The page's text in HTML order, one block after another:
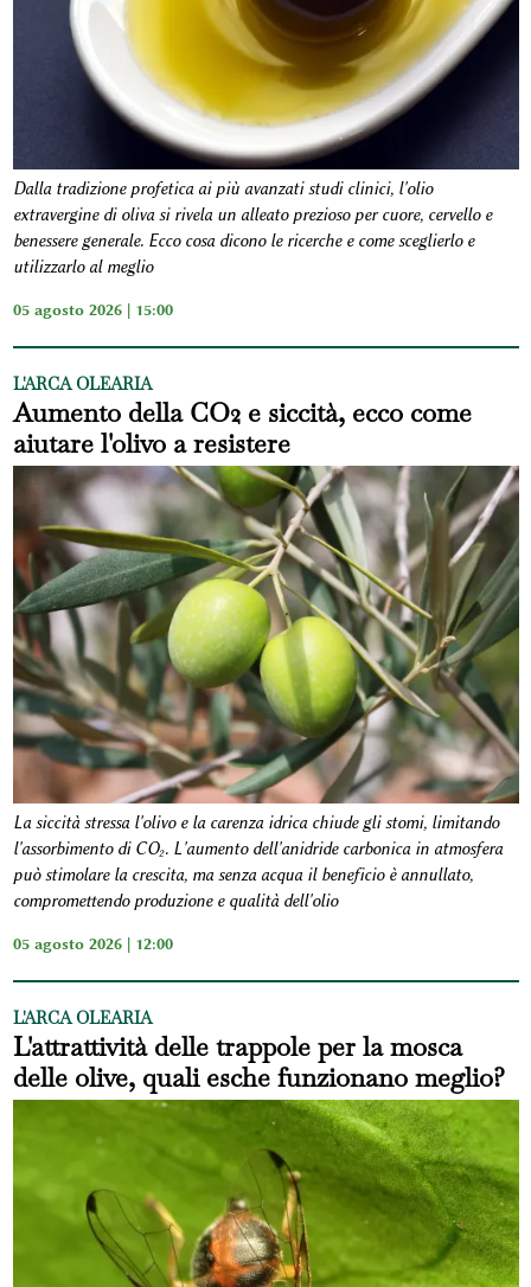
Dalla tradizione profetica ai più avanzati studi clinici, l'olio
extravergine di oliva si rivela un alleato prezioso per cuore, cervello e
benessere generale. Ecco cosa dicono le ricerche e come sceglierlo e
utilizzarlo al meglio
05 agosto 2026 | 15:00
L'ARCA OLEARIA
Aumento della CO2 e siccità, ecco come
aiutare l'olivo a resistere
La siccità stressa l'olivo e la carenza idrica chiude gli stomi, limitando
l'assorbimento di CO₂. L'aumento dell'anidride carbonica in atmosfera
può stimolare la crescita, ma senza acqua il beneficio è annullato,
compromettendo produzione e qualità dell'olio
05 agosto 2026 | 12:00
L'ARCA OLEARIA
L'attrattività delle trappole per la mosca
delle olive, quali esche funzionano meglio?